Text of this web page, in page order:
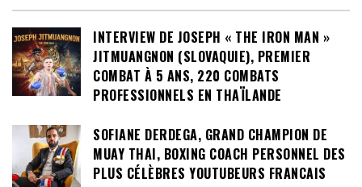
INTERVIEW DE JOSEPH « THE IRON MAN »
JITMUANGNON (SLOVAQUIE), PREMIER
COMBAT À 5 ANS, 220 COMBATS
PROFESSIONNELS EN THAÏLANDE
SOFIANE DERDEGA, GRAND CHAMPION DE
MUAY THAI, BOXING COACH PERSONNEL DES
PLUS CÉLÈBRES YOUTUBEURS FRANCAIS